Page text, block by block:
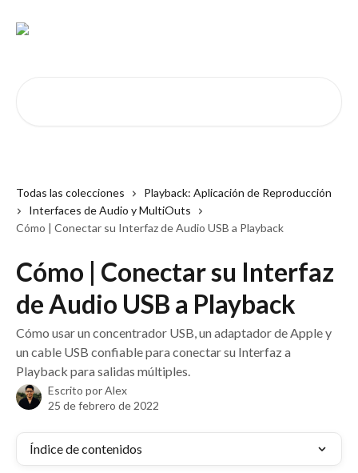
Todas las colecciones
Playback: Aplicación de Reproducción
Interfaces de Audio y MultiOuts
Cómo | Conectar su Interfaz de Audio USB a Playback
Cómo | Conectar su Interfaz
de Audio USB a Playback
Cómo usar un concentrador USB, un adaptador de Apple y
un cable USB confiable para conectar su Interfaz a
Playback para salidas múltiples.
Escrito porAlex
25 de febrero de 2022
Índice de contenidos